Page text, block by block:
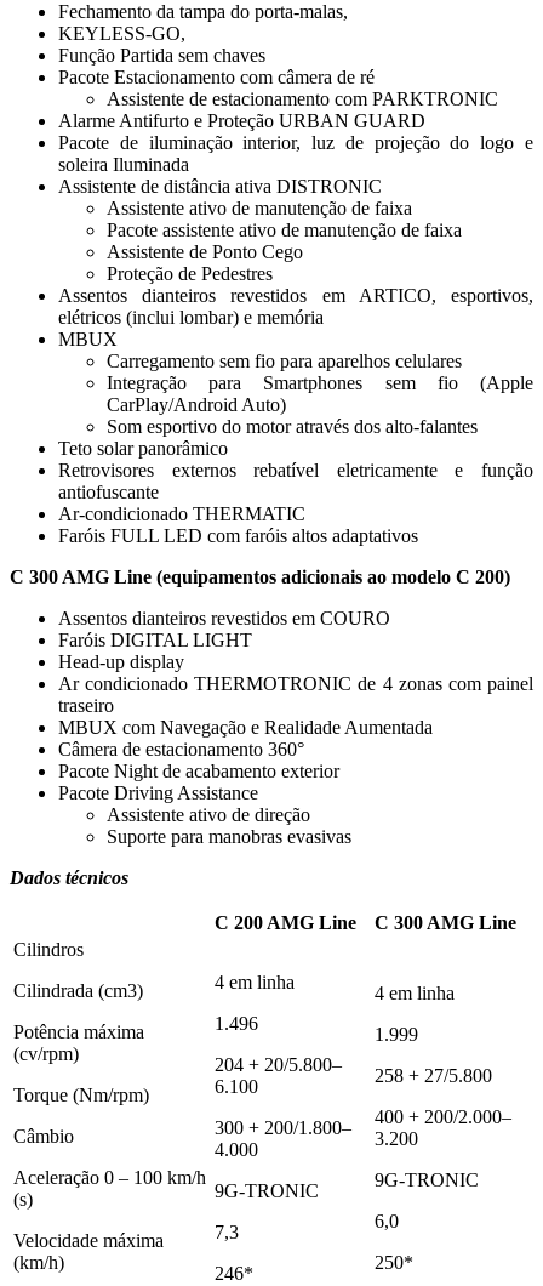
Fechamento da tampa do porta-malas,
KEYLESS-GO,
Função Partida sem chaves
Pacote Estacionamento com câmera de ré
Assistente de estacionamento com PARKTRONIC
Alarme Antifurto e Proteção URBAN GUARD
Pacote de iluminação interior, luz de projeção do logo e
soleira Iluminada
Assistente de distância ativa DISTRONIC
Assistente ativo de manutenção de faixa
Pacote assistente ativo de manutenção de faixa
Assistente de Ponto Cego
Proteção de Pedestres
Assentos dianteiros revestidos em ARTICO, esportivos,
elétricos (inclui lombar) e memória
MBUX
Carregamento sem fio para aparelhos celulares
Integração para Smartphones sem fio (Apple
CarPlay/Android Auto)
Som esportivo do motor através dos alto-falantes
Teto solar panorâmico
Retrovisores externos rebatível eletricamente e função
antiofuscante
Ar-condicionado THERMATIC
Faróis FULL LED com faróis altos adaptativos
C 300 AMG Line (equipamentos adicionais ao modelo C 200)
Assentos dianteiros revestidos em COURO
Faróis DIGITAL LIGHT
Head-up display
Ar condicionado THERMOTRONIC de 4 zonas com painel
traseiro
MBUX com Navegação e Realidade Aumentada
Câmera de estacionamento 360°
Pacote Night de acabamento exterior
Pacote Driving Assistance
Assistente ativo de direção
Suporte para manobras evasivas
Dados técnicos
C 200 AMG Line
C 300 AMG Line
Cilindros
Cilindrada (cm3)
Potência máxima
(cv/rpm)
Torque (Nm/rpm)
Câmbio
Aceleração 0 – 100 km/h
(s)
Velocidade máxima
(km/h)
4 em linha
1.496
204 + 20/5.800–
6.100
300 + 200/1.800–
4.000
9G-TRONIC
7,3
246*
4 em linha
1.999
258 + 27/5.800
400 + 200/2.000–
3.200
9G-TRONIC
6,0
250*